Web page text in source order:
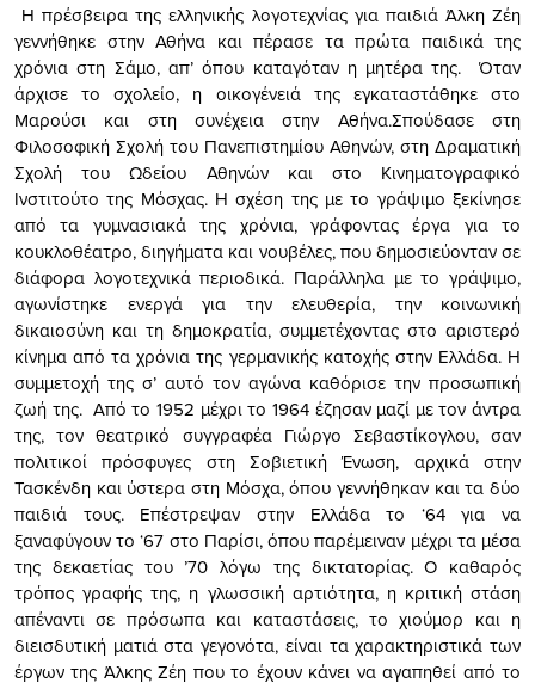
Η πρέσβειρα της ελληνικής λογοτεχνίας για παιδιά Άλκη Ζέη
γεννήθηκε στην Αθήνα και πέρασε τα πρώτα παιδικά της
χρόνια στη Σάμο, απ’ όπου καταγόταν η μητέρα της. Όταν
άρχισε το σχολείο, η οικογένειά της εγκαταστάθηκε στο
Μαρούσι και στη συνέχεια στην Αθήνα.Σπούδασε στη
Φιλοσοφική Σχολή του Πανεπιστημίου Αθηνών, στη Δραματική
Σχολή του Ωδείου Αθηνών και στο Κινηματογραφικό
Ινστιτούτο της Μόσχας. Η σχέση της με το γράψιμο ξεκίνησε
από τα γυμνασιακά της χρόνια, γράφοντας έργα για το
κουκλοθέατρο, διηγήματα και νουβέλες, που δημοσιεύονταν σε
διάφορα λογοτεχνικά περιοδικά. Παράλληλα με το γράψιμο,
αγωνίστηκε ενεργά για την ελευθερία, την κοινωνική
δικαιοσύνη και τη δημοκρατία, συμμετέχοντας στο αριστερό
κίνημα από τα χρόνια της γερμανικής κατοχής στην Ελλάδα. Η
συμμετοχή της σ’ αυτό τον αγώνα καθόρισε την προσωπική
ζωή της. Από το 1952 μέχρι το 1964 έζησαν μαζί με τον άντρα
της, τον θεατρικό συγγραφέα Γιώργο Σεβαστίκογλου, σαν
πολιτικοί πρόσφυγες στη Σοβιετική Ένωση, αρχικά στην
Τασκένδη και ύστερα στη Μόσχα, όπου γεννήθηκαν και τα δύο
παιδιά τους. Επέστρεψαν στην Ελλάδα το ‘64 για να
ξαναφύγουν το ‘67 στο Παρίσι, όπου παρέμειναν μέχρι τα μέσα
της δεκαετίας του ’70 λόγω της δικτατορίας. Ο καθαρός
τρόπος γραφής της, η γλωσσική αρτιότητα, η κριτική στάση
απέναντι σε πρόσωπα και καταστάσεις, το χιούμορ και η
διεισδυτική ματιά στα γεγονότα, είναι τα χαρακτηριστικά των
έργων της Άλκης Ζέη που το έχουν κάνει να αγαπηθεί από το